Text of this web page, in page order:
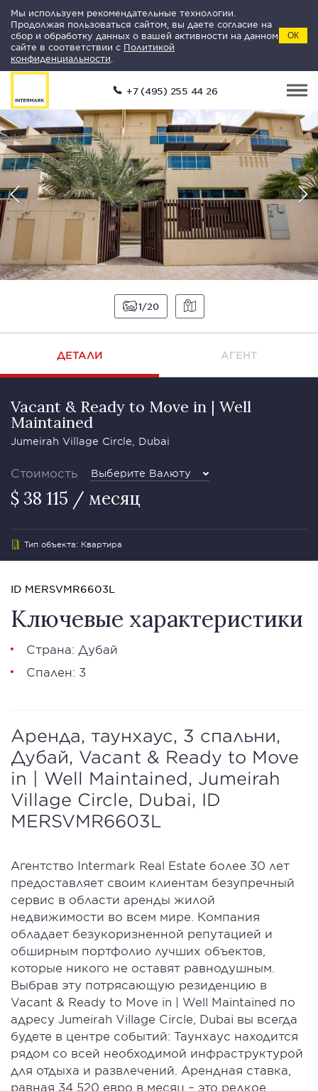
Мы используем рекомендательные технологии.
Продолжая пользоваться сайтом, вы даете согласие на
сбор и обработку данных о вашей активности на данном
сайте в соответствии с Политикой
конфиденциальности
ОК
+7 (495) 255 44 26
1 20
ДЕТАЛИ АГЕНТ
Vacant & Ready to Move in | Well
Maintained
Jumeirah Village Circle, Dubai
Стоимость Выберите Валюту
$ 38 115 / месяц
Тип объекта: Квартира
ID MERSVMR6603L
Ключевые характеристики
Страна: Дубай
Спален: 3
Аренда, таунхаус, 3 спальни,
Дубай, Vacant & Ready to Move
in | Well Maintained, Jumeirah
Village Circle, Dubai, ID
MERSVMR6603L
Агентство Intermark Real Estate более 30 лет
предоставляет своим клиентам безупречный
сервис в области аренды жилой
недвижимости во всем мире. Компания
обладает безукоризненной репутацией и
обширным портфолио лучших объектов,
которые никого не оставят равнодушным.
Выбрав эту потрясающую резиденцию в
Vacant & Ready to Move in | Well Maintained по
адресу Jumeirah Village Circle, Dubai вы всегда
будете в центре событий: Таунхаус находится
рядом со всей необходимой инфраструктурой
для отдыха и развлечений. Арендная ставка,
равная 34 520 евро в месяц – это редкое